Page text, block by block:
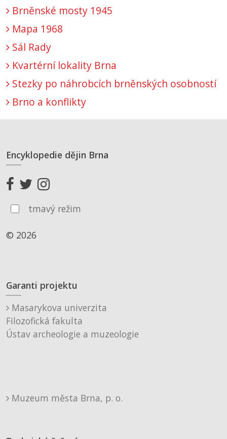
Brněnské mosty 1945
Mapa 1968
Sál Rady
Kvartérní lokality Brna
Stezky po náhrobcích brněnských osobností
Brno a konflikty
Encyklopedie dějin Brna
tmavý režim
© 2026
Garanti projektu
Masarykova univerzita
Filozofická fakulta
Ústav archeologie a muzeologie
Muzeum města Brna, p. o.